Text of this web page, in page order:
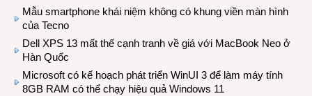
Mẫu smartphone khái niệm không có khung viền màn hình
của Tecno
Dell XPS 13 mất thế cạnh tranh về giá với MacBook Neo ở
Hàn Quốc
Microsoft có kế hoạch phát triển WinUI 3 để làm máy tính
8GB RAM có thể chạy hiệu quả Windows 11